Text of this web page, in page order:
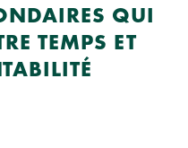
QUI
TEMPS ET